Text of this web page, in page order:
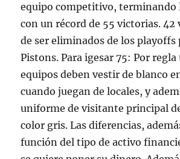
equipo competitivo, terminando
con un récord de 55 victorias. 42
de ser eliminados de los
Pistons. Para igesar 75: Por
equipos deben vestir de blanco
cuando juegan de locales, y
uniforme de visitante principal
color gris. Las diferencias,
función del tipo de activo